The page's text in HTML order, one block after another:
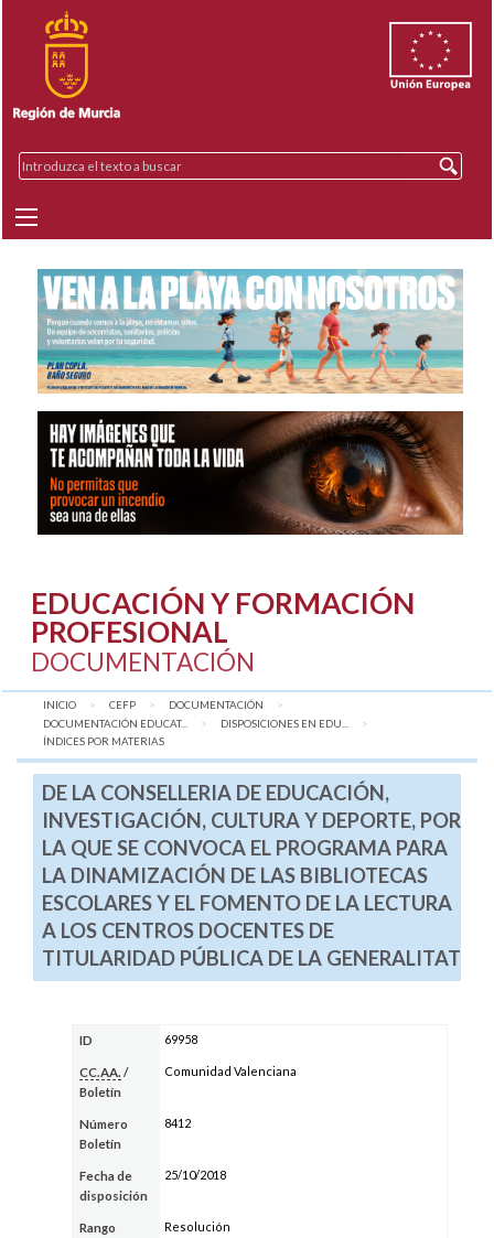
EDUCACIÓN Y FORMACIÓN
PROFESIONAL
DOCUMENTACIÓN
INICIO CEFP
DOCUMENTACIÓN
DOCUMENTACIÓN EDUCAT...
DISPOSICIONES EN EDU...
AQUÍ:
ÍNDICES POR MATERIAS
DE LA CONSELLERIA DE EDUCACIÓN,
INVESTIGACIÓN, CULTURA Y DEPORTE, POR
LA QUE SE CONVOCA EL PROGRAMA PARA
LA DINAMIZACIÓN DE LAS BIBLIOTECAS
ESCOLARES Y EL FOMENTO DE LA LECTURA
A LOS CENTROS DOCENTES DE
TITULARIDAD PÚBLICA DE LA GENERALITAT
ID 69958
CC.AA. /
Boletín
Comunidad Valenciana
Número
Boletín
8412
Fecha de
disposición
25/10/2018
Rango Resolución